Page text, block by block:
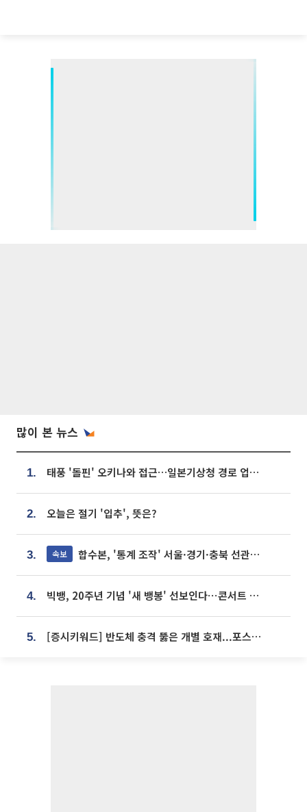
많이 본 뉴스
1. 태풍 '돌핀' 오키나와 접근…일본기상청 경로 업데이트
2. 오늘은 절기 '입추', 뜻은?
3. 속보 합수본, '통계 조작' 서울·경기·충북 선관위 등 추가 압수수색
4. 빅뱅, 20주년 기념 '새 뱅봉' 선보인다⋯콘서트 앞두고 팝업 개최
5. [증시키워드] 반도체 충격 뚫은 개별 호재...포스코퓨처엠·에코프로·한화솔루션 '눈길'